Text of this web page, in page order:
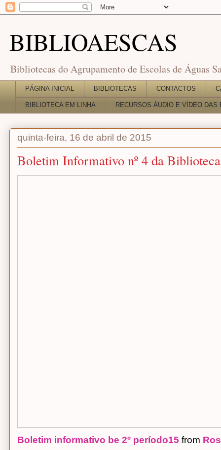
BIBLIOAESCAS
Bibliotecas do Agrupamento de Escolas de Águas
PÁGINA INICIAL BIBLIOTECAS CONTACTOS
BIBLIOTECA EM LINHA RECURSOS ÁUDIO E VÍDEO DAS
quinta-feira, 16 de abril de 2015
Boletim Informativo nº 4 da Biblioteca
Boletim informativo be 2º período15 from